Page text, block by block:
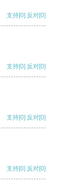
支持[0] 反对[0]
支持[0] 反对[0]
支持[0] 反对[0]
支持[0] 反对[0]